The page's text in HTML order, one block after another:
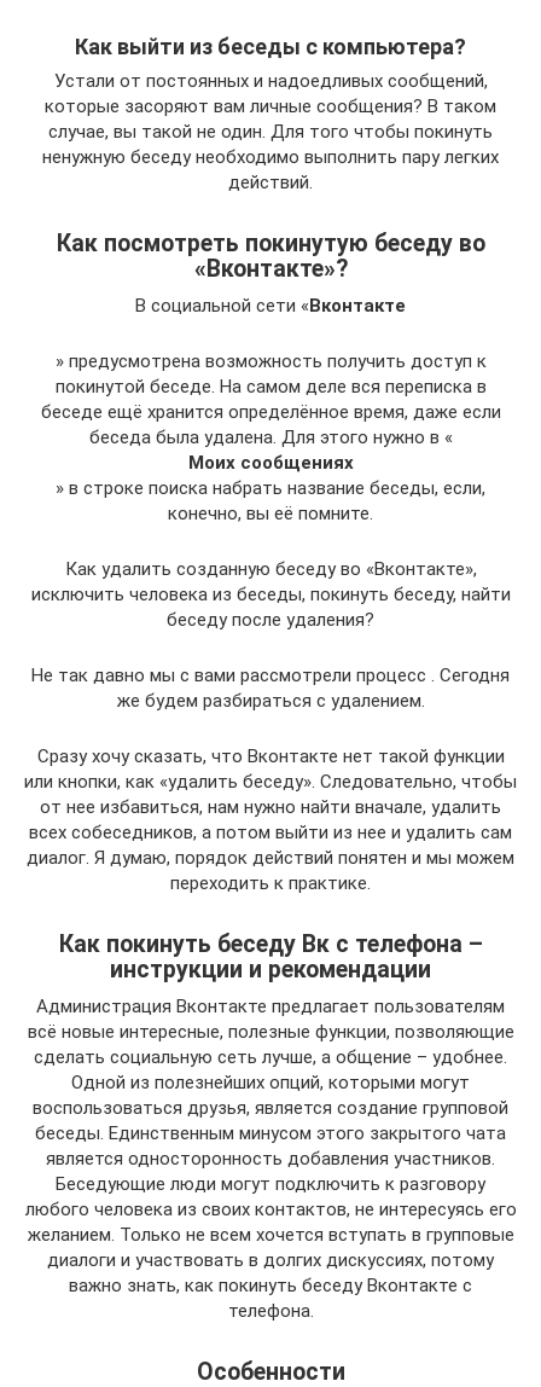
Как выйти из беседы с компьютера?
Устали от постоянных и надоедливых сообщений,
которые засоряют вам личные сообщения? В таком
случае, вы такой не один. Для того чтобы покинуть
ненужную беседу необходимо выполнить пару легких
действий.
Как посмотреть покинутую беседу во
«Вконтакте»?
В социальной сети «Вконтакте
» предусмотрена возможность получить доступ к
покинутой беседе. На самом деле вся переписка в
беседе ещё хранится определённое время, даже если
беседа была удалена. Для этого нужно в «
Моих сообщениях
» в строке поиска набрать название беседы, если,
конечно, вы её помните.
Как удалить созданную беседу во «Вконтакте»,
исключить человека из беседы, покинуть беседу, найти
беседу после удаления?
Не так давно мы с вами рассмотрели процесс . Сегодня
же будем разбираться с удалением.
Сразу хочу сказать, что Вконтакте нет такой функции
или кнопки, как «удалить беседу». Следовательно, чтобы
от нее избавиться, нам нужно найти вначале, удалить
всех собеседников, а потом выйти из нее и удалить сам
диалог. Я думаю, порядок действий понятен и мы можем
переходить к практике.
Как покинуть беседу Вк с телефона –
инструкции и рекомендации
Администрация Вконтакте предлагает пользователям
всё новые интересные, полезные функции, позволяющие
сделать социальную сеть лучше, а общение – удобнее.
Одной из полезнейших опций, которыми могут
воспользоваться друзья, является создание групповой
беседы. Единственным минусом этого закрытого чата
является односторонность добавления участников.
Беседующие люди могут подключить к разговору
любого человека из своих контактов, не интересуясь его
желанием. Только не всем хочется вступать в групповые
диалоги и участвовать в долгих дискуссиях, потому
важно знать, как покинуть беседу Вконтакте с
телефона.
Особенности